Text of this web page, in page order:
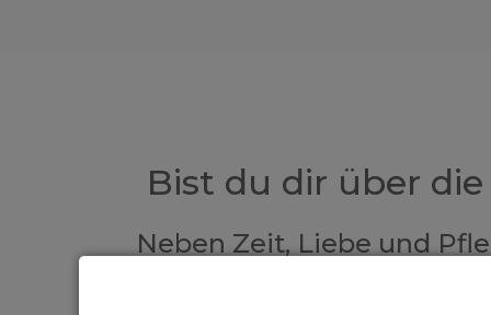
Bist du dir über
Neben Zeit, Liebe und